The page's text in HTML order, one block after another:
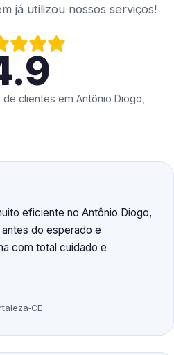
já utilizou nossos serviços!
de clientes em Antônio Diogo,
eficiente no Antônio Diogo,
antes do esperado e
com total cuidado e